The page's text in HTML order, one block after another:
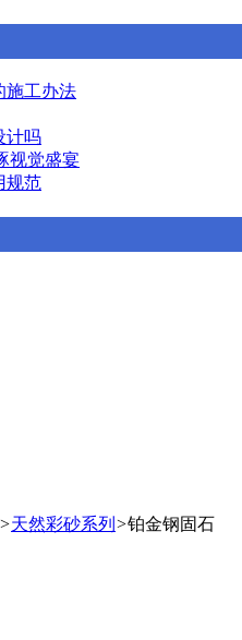
施工办法
计吗
视觉盛宴
规范
>天然彩砂系列 >铂金钢固石